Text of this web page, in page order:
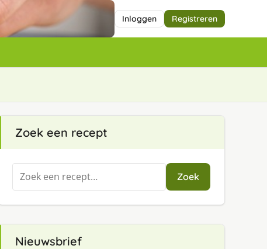
Inloggen Registreren
Zoek een recept
Zoeken
naar:
Zoek
Nieuwsbrief